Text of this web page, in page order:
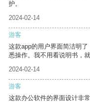
护。
2024-02-14
游客
这款app的用户界面简洁明
悉操作。我不用看说明书，
2024-02-14
游客
这款办公软件的界面设计非